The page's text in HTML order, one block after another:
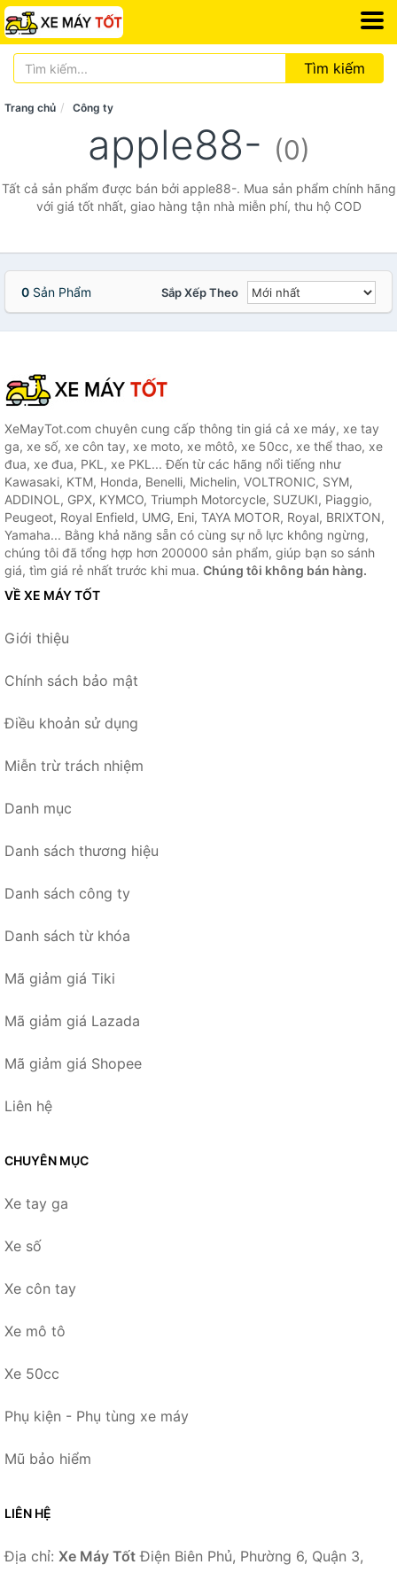
Tìm kiếm
Trang chủ Công ty
apple88- (0)
Tất cả sản phẩm được bán bởi apple88-. Mua sản phẩm chính hãng
với giá tốt nhất, giao hàng tận nhà miễn phí, thu hộ COD
0 Sản Phẩm Sắp Xếp Theo
XeMayTot.com chuyên cung cấp thông tin giá cả xe máy, xe tay
ga, xe số, xe côn tay, xe moto, xe môtô, xe 50cc, xe thể thao, xe
đua, xe đua, PKL, xe PKL... Đến từ các hãng nổi tiếng như
Kawasaki, KTM, Honda, Benelli, Michelin, VOLTRONIC, SYM,
ADDINOL, GPX, KYMCO, Triumph Motorcycle, SUZUKI, Piaggio,
Peugeot, Royal Enfield, UMG, Eni, TAYA MOTOR, Royal, BRIXTON,
Yamaha... Bằng khả năng sẵn có cùng sự nỗ lực không ngừng,
chúng tôi đã tổng hợp hơn 200000 sản phẩm, giúp bạn so sánh
giá, tìm giá rẻ nhất trước khi mua. Chúng tôi không bán hàng.
VỀ XE MÁY TỐT
Giới thiệu
Chính sách bảo mật
Điều khoản sử dụng
Miễn trừ trách nhiệm
Danh mục
Danh sách thương hiệu
Danh sách công ty
Danh sách từ khóa
Mã giảm giá Tiki
Mã giảm giá Lazada
Mã giảm giá Shopee
Liên hệ
CHUYÊN MỤC
Xe tay ga
Xe số
Xe côn tay
Xe mô tô
Xe 50cc
Phụ kiện - Phụ tùng xe máy
Mũ bảo hiểm
LIÊN HỆ
Địa chỉ: Xe Máy Tốt Điện Biên Phủ, Phường 6, Quận 3,